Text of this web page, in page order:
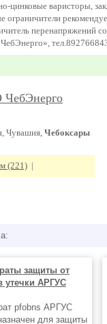
цинковые варисторы,
ограничители
перенапряжений
Чувашия, Чебоксары
(221) |
защиты от
утечки АРГУС
pfobns АРГУС
для защиты